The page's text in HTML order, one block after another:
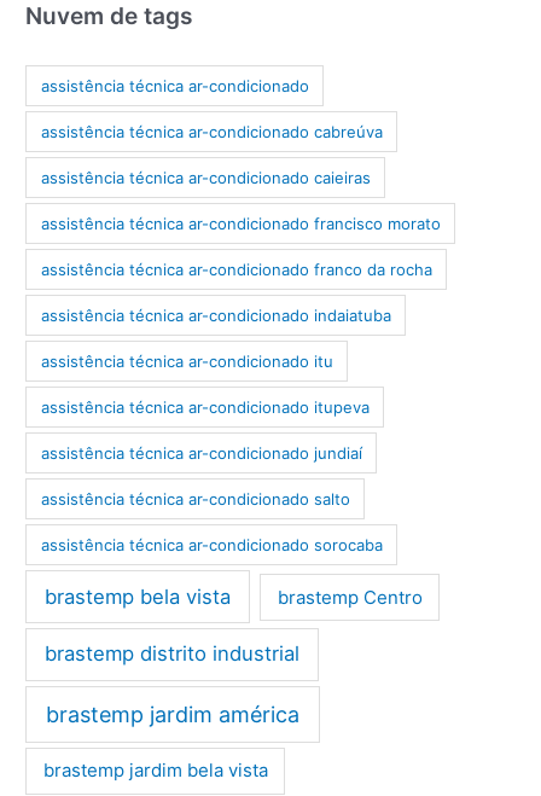
Nuvem de tags
assistência técnica ar-condicionado
assistência técnica ar-condicionado cabreúva
assistência técnica ar-condicionado caieiras
assistência técnica ar-condicionado francisco morato
assistência técnica ar-condicionado franco da rocha
assistência técnica ar-condicionado indaiatuba
assistência técnica ar-condicionado itu
assistência técnica ar-condicionado itupeva
assistência técnica ar-condicionado jundiaí
assistência técnica ar-condicionado salto
assistência técnica ar-condicionado sorocaba
brastemp bela vista brastemp Centro
brastemp distrito industrial
brastemp jardim américa
brastemp jardim bela vista